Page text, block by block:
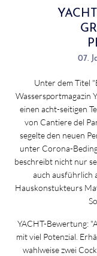
07.
Unter dem Titel
Wassersportmagazin
einen acht-seitigen
von Cantiere del
segelte den neuen
unter Corona-
beschreibt nicht nur
auch ausführlich
Hauskonstukteurs
YACHT-Bewertung:
mit viel Potenzial.
wahlweise zwei